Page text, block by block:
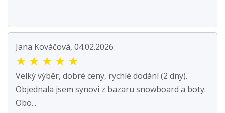
Jana Kováčová, 04.02.2026
★ ★ ★ ★ ★
Velký výběr, dobré ceny, rychlé dodání (2 dny).
Objednala jsem synovi z bazaru snowboard a boty.
Obo...